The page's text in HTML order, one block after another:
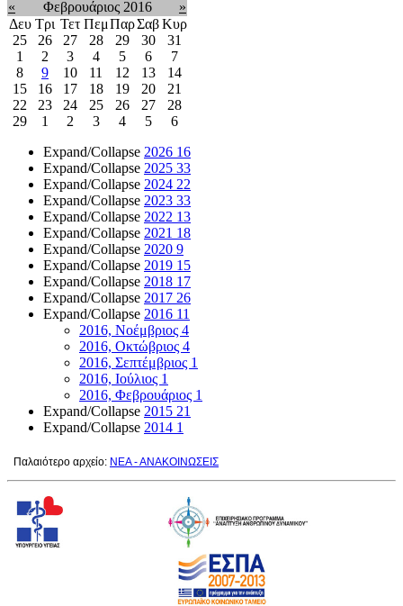
« Φεβρουάριος 2016
»
Δευ Τρι Τετ ΠεμΠαρΣαβΚυρ
25
26 27 28 29 30
31
1
2 3 4 5 6
7
8
9 10 11 12 13
14
15
16 17 18 19 20
21
22
23 24 25 26 27
28
29
1 2 3 4 5
6
Expand/Collapse 2026 16
Expand/Collapse 2025 33
Expand/Collapse 2024 22
Expand/Collapse 2023 33
Expand/Collapse 2022 13
Expand/Collapse 2021 18
Expand/Collapse 2020 9
Expand/Collapse 2019 15
Expand/Collapse 2018 17
Expand/Collapse 2017 26
Expand/Collapse 2016 11
2016, Νοέμβριος 4
2016, Οκτώβριος 4
2016, Σεπτέμβριος 1
2016, Ιούλιος 1
2016, Φεβρουάριος 1
Expand/Collapse 2015 21
Expand/Collapse 2014 1
Παλαιότερο αρχείο: ΝΕΑ - ΑΝΑΚΟΙΝΩΣΕΙΣ